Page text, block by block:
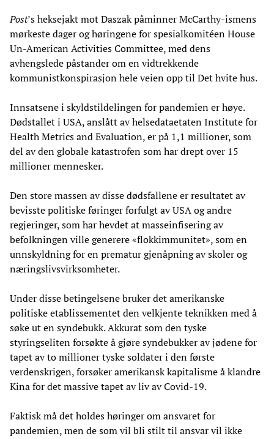
Post’s heksejakt mot Daszak påminner McCarthy-ismens
mørkeste dager og høringene for spesialkomitéen House
Un-American Activities Committee, med dens
avhengslede påstander om en vidtrekkende
kommunistkonspirasjon hele veien opp til Det hvite hus.
Innsatsene i skyldstildelingen for pandemien er høye.
Dødstallet i USA, anslått av helsedataetaten Institute for
Health Metrics and Evaluation, er på 1,1 millioner, som
del av den globale katastrofen som har drept over 15
millioner mennesker.
Den store massen av disse dødsfallene er resultatet av
bevisste politiske føringer forfulgt av USA og andre
regjeringer, som har hevdet at masseinfisering av
befolkningen ville generere «flokkimmunitet», som en
unnskyldning for en prematur gjenåpning av skoler og
næringslivsvirksomheter.
Under disse betingelsene bruker det amerikanske
politiske etablissementet den velkjente teknikken med å
søke ut en syndebukk. Akkurat som den tyske
styringseliten forsøkte å gjøre syndebukker av jødene for
tapet av to millioner tyske soldater i den første
verdenskrigen, forsøker amerikansk kapitalisme å klandre
Kina for det massive tapet av liv av Covid-19.
Faktisk må det holdes høringer om ansvaret for
pandemien, men de som vil bli stilt til ansvar vil ikke